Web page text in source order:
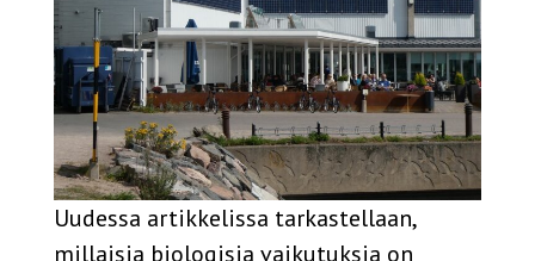
Uudessa artikkelissa tarkastellaan,
millaisia biologisia vaikutuksia on